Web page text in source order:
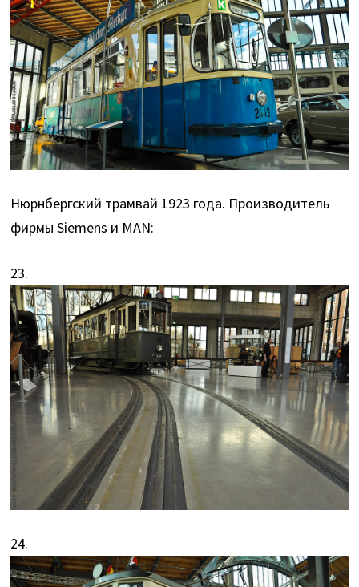
Нюрнбергский трамвай 1923 года. Производитель
фирмы Siemens и MAN:
23.
24.